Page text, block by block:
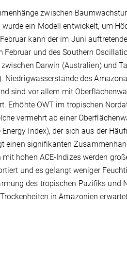
zwischen
ein Modell entwickelt, um
kann der im Juni
und des Southern
Darwin (Australien) und
Niedrigwasserstände des
sind vor allem mit
Erhöhte OWT im tropischen
vermehrt ab einer
Index), der sich aus der
einen signifikanten
hohen ACE-Indizes werden
und es gelangt weniger
des tropischen Pazifiks und
in Amazonien